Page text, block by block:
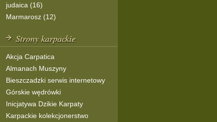
judaica (16)
Marmarosz (12)
Strony karpackie
Akcja Carpatica
Almanach Muszyny
Bieszczadzki serwis internetowy
Górskie wędrówki
Inicjatywa Dzikie Karpaty
Karpackie kolekcjonerstwo